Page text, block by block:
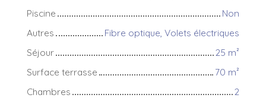
Piscine
Non
Autres
Fibre optique, Volets électriques
Séjour
25 m²
Surface terrasse
70 m²
Chambres
2